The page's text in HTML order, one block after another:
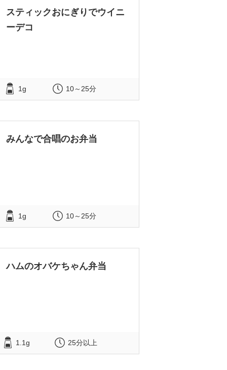
スティックおにぎりでウイニ
ーデコ
1g 10～25分
みんなで合唱のお弁当
1g 10～25分
ハムのオバケちゃん弁当
1.1g 25分以上